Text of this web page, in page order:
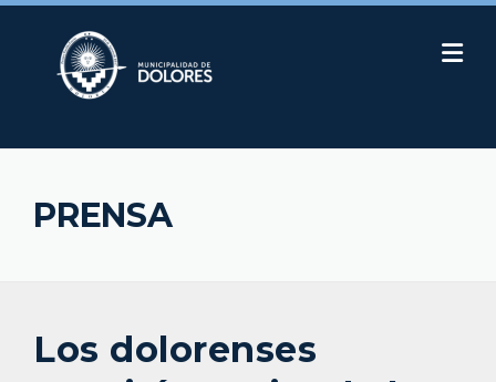
Skip
PRENSA
Los dolorenses